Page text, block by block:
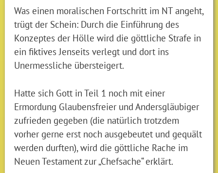
Was einen moralischen Fortschritt im NT angeht,
trügt der Schein: Durch die Einführung des
Konzeptes der Hölle wird die göttliche Strafe in
ein fiktives Jenseits verlegt und dort ins
Unermessliche übersteigert.
Hatte sich Gott in Teil 1 noch mit einer
Ermordung Glaubensfreier und Andersgläubiger
zufrieden gegeben (die natürlich trotzdem
vorher gerne erst noch ausgebeutet und gequält
werden durften), wird die göttliche Rache im
Neuen Testament zur „Chefsache“ erklärt.